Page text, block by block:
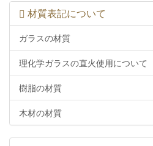
材質表記について
ガラスの材質
理化学ガラスの直火使用について
樹脂の材質
木材の材質